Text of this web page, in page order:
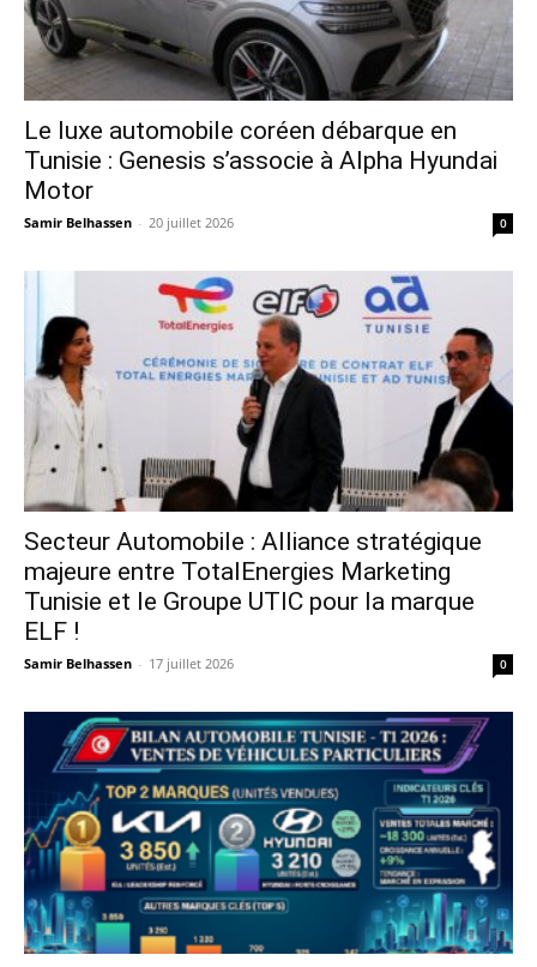
Le luxe automobile coréen débarque en
Tunisie : Genesis s’associe à Alpha Hyundai
Motor
Samir Belhassen - 20 juillet 2026 0
Secteur Automobile : Alliance stratégique
majeure entre TotalEnergies Marketing
Tunisie et le Groupe UTIC pour la marque
ELF !
Samir Belhassen - 17 juillet 2026 0